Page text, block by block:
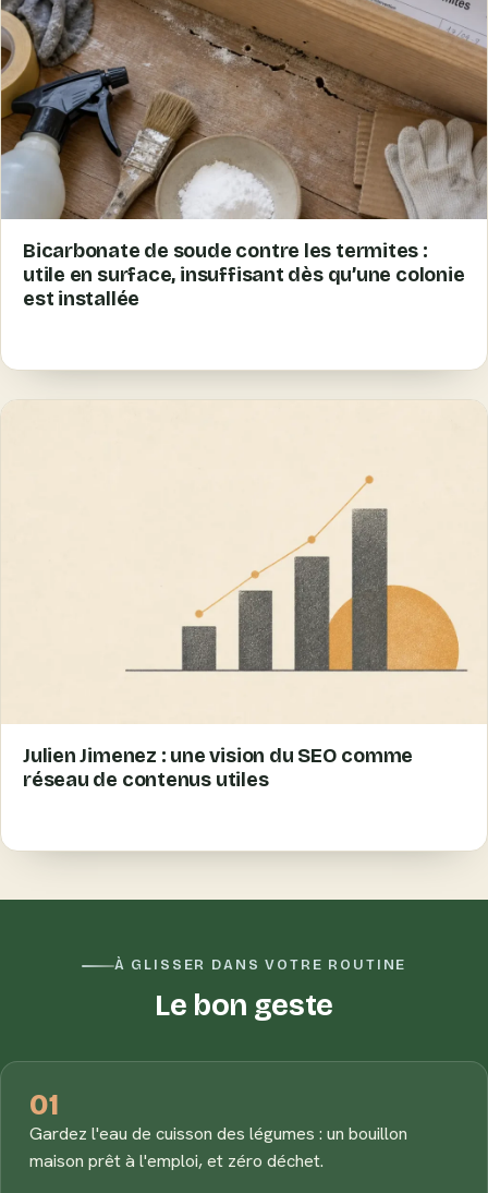
Bicarbonate de soude contre les termites :
utile en surface, insuffisant dès qu’une colonie
est installée
Julien Jimenez : une vision du SEO comme
réseau de contenus utiles
À GLISSER DANS VOTRE ROUTINE
Le bon geste
01
Gardez l'eau de cuisson des légumes : un bouillon
maison prêt à l'emploi, et zéro déchet.